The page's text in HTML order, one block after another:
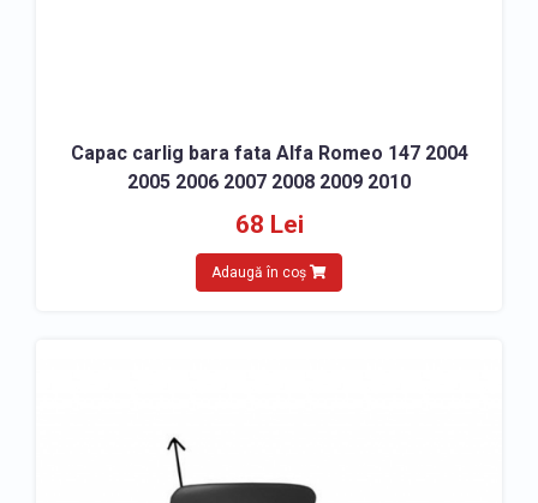
Capac carlig bara fata Alfa Romeo 147 2004
2005 2006 2007 2008 2009 2010
68 Lei
Adaugă în coș